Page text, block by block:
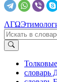
ΛΓΩ
словарь